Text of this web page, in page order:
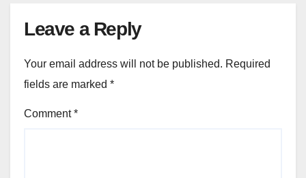
Leave a Reply
Your email address will not be published. Required
fields are marked *
Comment*